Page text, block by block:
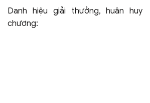
Danh hiệu giải thưởng, huân huy
chương: